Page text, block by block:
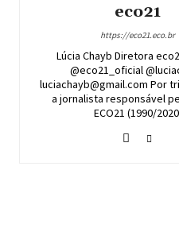
eco21
https://eco21.eco.br
Lúcia Chayb Diretora
@eco21_oficial
luciachayb@gmail.com Por
a jornalista responsável
ECO21 (1990/